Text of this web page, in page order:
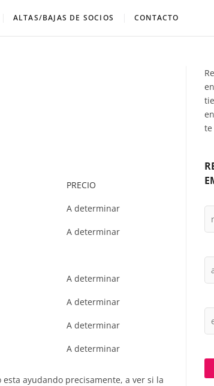
ALTAS/BAJAS DE SOCIOS CONTACTO
PRECIO
A determinar
A determinar
A determinar
A determinar
A determinar
A determinar
ayudando precisamente, a ver si la
te